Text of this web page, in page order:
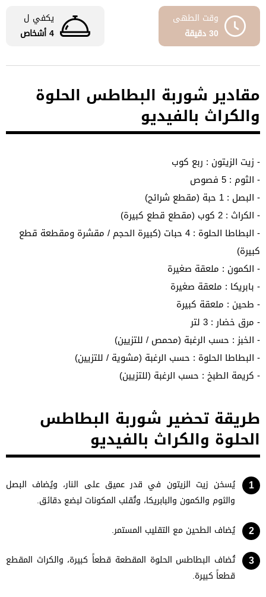
وقت الطهى
30 دقيقة
يكفي ل
4 أشخاص
مقادير شوربة البطاطس الحلوة
والكراث بالفيديو
- زيت الزيتون : ربع كوب
- الثوم : 5 فصوص
- البصل : 1 حبة (مقطع شرائح)
- الكراث : 2 كوب (مقطع قطع كبيرة)
- البطاطا الحلوة : 4 حبات (كبيرة الحجم / مقشرة ومقطعة قطع
كبيرة)
- الكمون : ملعقة صغيرة
- بابريكا : ملعقة صغيرة
- طحين : ملعقة كبيرة
- مرق خضار : 3 لتر
- الخبز : حسب الرغبة (محمص / للتزيين)
- البطاطا الحلوة : حسب الرغبة (مشوية / للتزيين)
- كريمة الطبخ : حسب الرغبة (للتزيين)
طريقة تحضير شوربة البطاطس
الحلوة والكراث بالفيديو
يُسخن زيت الزيتون في قدر عميق على النار، ويُضاف البصل
والثوم والكمون والبابريكا، وتُقلب المكونات لبضع دقائق.
يُضاف الطحين مع التقليب المستمر.
تُضاف البطاطس الحلوة المقطعة قطعاً كبيرة، والكراث المقطع
قطعاً كبيرة.